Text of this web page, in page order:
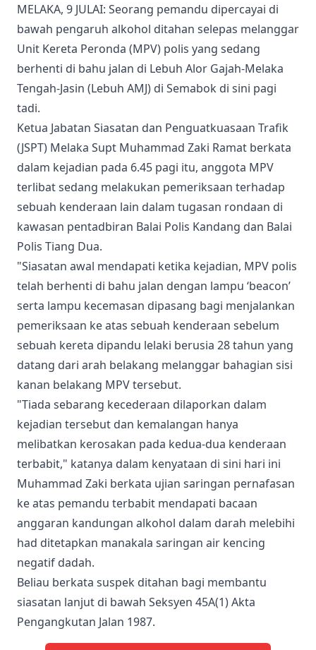
MELAKA, 9 JULAI: Seorang pemandu dipercayai di
bawah pengaruh alkohol ditahan selepas melanggar
Unit Kereta Peronda (MPV) polis yang sedang
berhenti di bahu jalan di Lebuh Alor Gajah-Melaka
Tengah-Jasin (Lebuh AMJ) di Semabok di sini pagi
tadi.
Ketua Jabatan Siasatan dan Penguatkuasaan Trafik
(JSPT) Melaka Supt Muhammad Zaki Ramat berkata
dalam kejadian pada 6.45 pagi itu, anggota MPV
terlibat sedang melakukan pemeriksaan terhadap
sebuah kenderaan lain dalam tugasan rondaan di
kawasan pentadbiran Balai Polis Kandang dan Balai
Polis Tiang Dua.
"Siasatan awal mendapati ketika kejadian, MPV polis
telah berhenti di bahu jalan dengan lampu ‘beacon’
serta lampu kecemasan dipasang bagi menjalankan
pemeriksaan ke atas sebuah kenderaan sebelum
sebuah kereta dipandu lelaki berusia 28 tahun yang
datang dari arah belakang melanggar bahagian sisi
kanan belakang MPV tersebut.
"Tiada sebarang kecederaan dilaporkan dalam
kejadian tersebut dan kemalangan hanya
melibatkan kerosakan pada kedua-dua kenderaan
terbabit," katanya dalam kenyataan di sini hari ini
Muhammad Zaki berkata ujian saringan pernafasan
ke atas pemandu terbabit mendapati bacaan
anggaran kandungan alkohol dalam darah melebihi
had ditetapkan manakala saringan air kencing
negatif dadah.
Beliau berkata suspek ditahan bagi membantu
siasatan lanjut di bawah Seksyen 45A(1) Akta
Pengangkutan Jalan 1987.